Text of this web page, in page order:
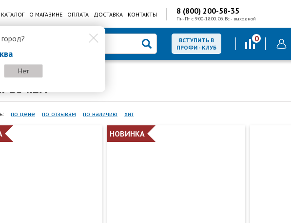
Нет
КАТАЛОГ О МАГАЗИНЕ ОПЛАТА ДОСТАВКА КОНТАКТЫ 8 (800) 200-58-35
Пн-Пт с 9:00-18:00. Сб. Вс - выходной
ВСТУПИТЬ В
ПРОФИ - КЛУБ
0
Стабилизаторы напряжения 10 кВА
10 кВА
по цене по отзывам по наличию хит
НОВИНКА